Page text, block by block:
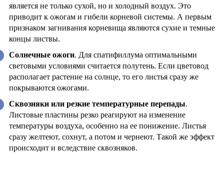
является не только сухой, но и холодный воздух. Это
приводит к ожогам и гибели корневой системы. А первым
признаком загнивания корневища являются сухие и темные
концы листвы.
Солнечные ожоги. Для спатифиллума оптимальными
световыми условиями считается полутень. Если цветовод
располагает растение на солнце, то его листья сразу же
покрываются ожогами.
Сквозняки или резкие температурные перепады.
Листовые пластины резко реагируют на изменение
температуры воздуха, особенно на ее понижение. Листья
сразу желтеют, сохнут, а потом и чернеют. Такой же эффект
происходит и вследствие сквозняков.